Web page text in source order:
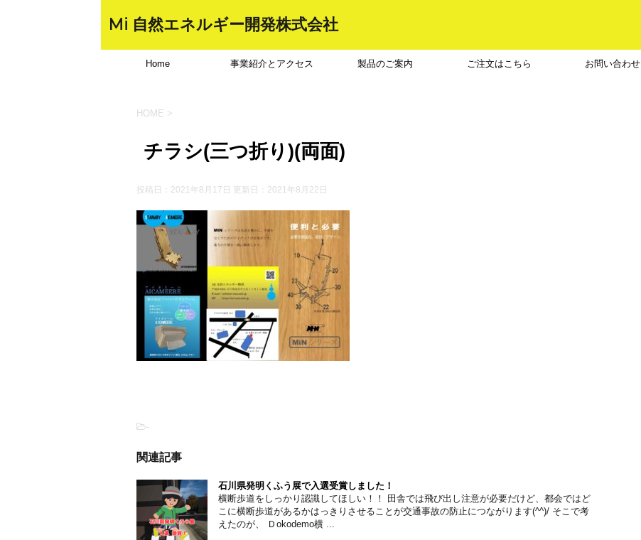
Mi 自然エネルギー開発株式会社
Home 事業紹介とアクセス 製品のご案内 ご注文はこちら お問い合わせ
HOME >
チラシ(三つ折り)(両面)
投稿日：2021年8月17日 更新日： 2021年8月22日
-
関連記事
石川県発明くふう展で入選受賞しました！
横断歩道をしっかり認識してほしい！！ 田舎では飛び出し注意が必要だけど、都会ではど
こに横断歩道があるかはっきりさせることが交通事故の防止につながります(^^)/ そこで考
えたのが、 Ｄokodemo横 ...